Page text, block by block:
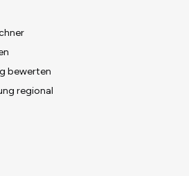
bewerten
regional